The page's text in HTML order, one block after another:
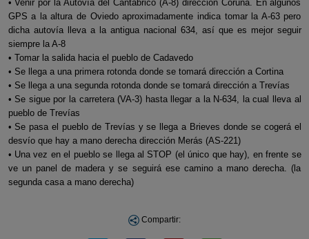
• Venir por la Autovía del Cantábrico (A-8) dirección Coruña. En algunos
GPS a la altura de Oviedo aproximadamente indica tomar la A-63 pero
dicha autovía lleva a la antigua nacional 634, así que es mejor seguir
siempre la A-8
• Tomar la salida hacia el pueblo de Cadavedo
• Se llega a una primera rotonda donde se tomará dirección a Cortina
• Se llega a una segunda rotonda donde se tomará dirección a Trevías
• Se sigue por la carretera (VA-3) hasta llegar a la N-634, la cual lleva al
pueblo de Trevías
• Se pasa el pueblo de Trevías y se llega a Brieves donde se cogerá el
desvío que hay a mano derecha dirección Merás (AS-221)
• Una vez en el pueblo se llega al STOP (el único que hay), en frente se
ve un panel de madera y se seguirá ese camino a mano derecha. (la
segunda casa a mano derecha)
Compartir: